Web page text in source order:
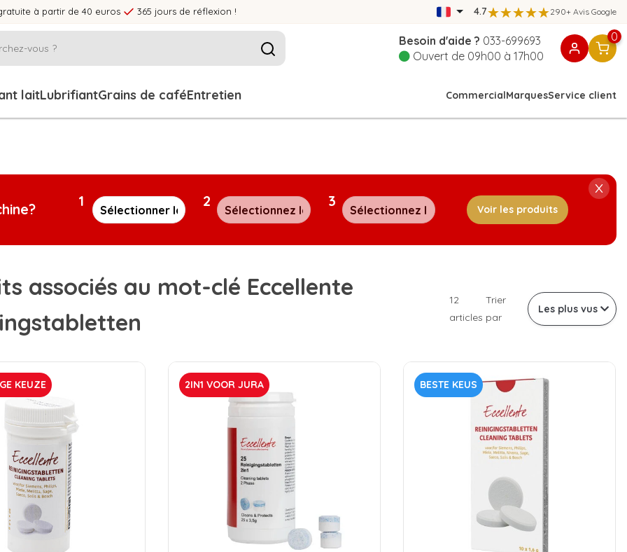
à partir de 40 euros 365 jours de réflexion ! 4.7 290+ Avis Google
Besoin d'aide ? 033-699693
Ouvert de 09h00 à 17h00
0
laitLubrifiantGrains de caféEntretien CommercialMarquesService client
1 2 3 Voir les produits
associés au mot-clé Eccellente
12
articles
Trier
par
KEUZE 2IN1 VOOR JURA BESTE KEUS